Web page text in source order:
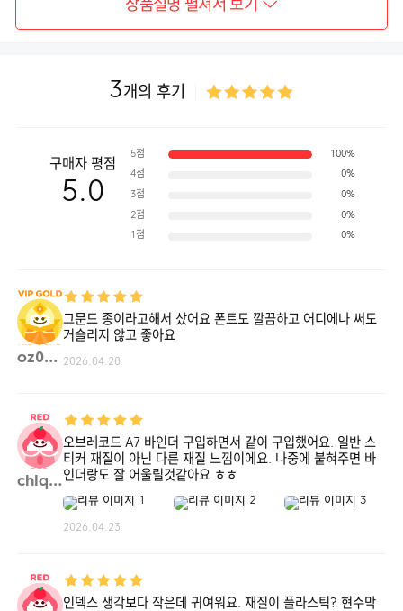
상품설명 펼쳐서 보기
3개의 후기
구매자 평점
5.0
5점 100%
4점 0%
3점 0%
2점 0%
1점 0%
oz00**
그문드 종이라고해서 샀어요 폰트도 깔끔하고 어디에나 써도
거슬리지 않고 좋아요
2026.04.28
chlqh**
오브레코드 A7 바인더 구입하면서 같이 구입했어요. 일반 스
티커 재질이 아닌 다른 재질 느낌이에요. 나중에 붙혀주면 바
인더랑도 잘 어울릴것같아요 ㅎㅎ
2026.04.23
인덱스 생각보다 작은데 귀여워요. 재질이 플라스틱? 현수막